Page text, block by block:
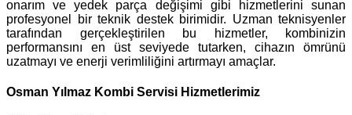
onarım ve yedek parça değişimi gibi hizmetlerini sunan
profesyonel bir teknik destek birimidir. Uzman teknisyenler
tarafından gerçekleştirilen bu hizmetler, kombinizin
performansını en üst seviyede tutarken, cihazın ömrünü
uzatmayı ve enerji verimliliğini artırmayı amaçlar.
Osman Yılmaz Kombi Servisi Hizmetlerimiz